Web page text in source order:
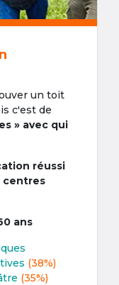
un toit
c'est de
» avec qui
réussi
centres
ans
(38%)
(35%)